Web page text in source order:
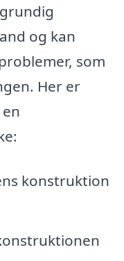
og kan
som
Her er
konstruktion